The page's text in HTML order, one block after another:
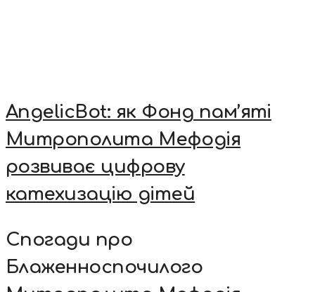
AngelicBot: як Фонд пам’яті
Митрополита Мефодія
розвиває цифрову
катехизацію дітей
Спогади про
Блаженноспочилого